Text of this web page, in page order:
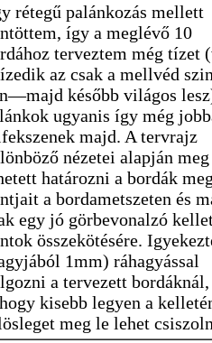
rétegű palánkozás mellett
így a meglévő 10
terveztem még tízet
az csak a mellvéd
később világos
ugyanis így még
majd. A tervrajz
nézetei alapján meg
határozni a bordák
a bordametszeten és
egy jó görbevonalzó
összekötésére.
1mm) ráhagyással
a tervezett bordáknál,
kisebb legyen a
meg le lehet